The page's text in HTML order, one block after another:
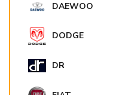
DAEWOO
DODGE
DR